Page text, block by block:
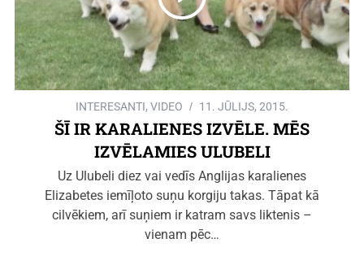
INTERESANTI, VIDEO 11. JŪLIJS, 2015.
ŠĪ IR KARALIENES IZVĒLE. MĒS
IZVĒLAMIES ULUBELI
Uz Ulubeli diez vai vedīs Anglijas karalienes
Elizabetes iemīļoto suņu korgiju takas. Tāpat kā
cilvēkiem, arī suņiem ir katram savs liktenis –
vienam pēc…